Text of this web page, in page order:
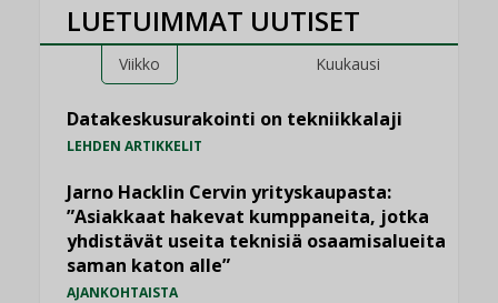
LUETUIMMAT UUTISET
Viikko Kuukausi
Datakeskusurakointi on tekniikkalaji
LEHDEN ARTIKKELIT
Jarno Hacklin Cervin yrityskaupasta:
”Asiakkaat hakevat kumppaneita, jotka
yhdistävät useita teknisiä osaamisalueita
saman katon alle”
AJANKOHTAISTA